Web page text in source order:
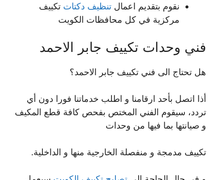
نقوم بتقديم اعمال تنظيف دكتات تكييف
مركزية في كل محافظات الكويت
فني وحدات تكييف جابر الاحمد
هل تحتاج الى فني تكييف جابر الاحمد؟
أذا اتصل بأحد ارقامنا و اطلب خدماتنا فورا دون أي
تردد، سيقوم الفني المختص بفحص كافة قطع المكيف
و صيانتها بما فيها من وحدات
تكييف مدمجة و منفصلة الخارجية منها و الداخلية.